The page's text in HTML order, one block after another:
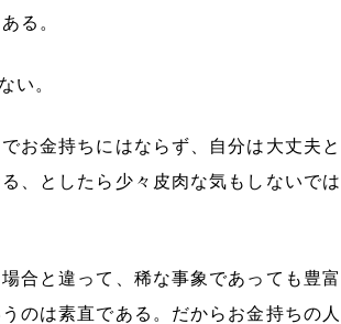
る。
い。
お金持ちにはならず、自分は大丈夫と
、としたら少々皮肉な気もしないでは
合と違って、稀な事象であっても豊富
のは素直である。だからお金持ちの人